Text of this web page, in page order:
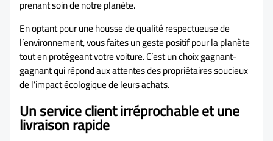
prenant soin de notre planète.
En optant pour une housse de qualité respectueuse de
l’environnement, vous faites un geste positif pour la planète
tout en protégeant votre voiture. C’est un choix gagnant-
gagnant qui répond aux attentes des propriétaires soucieux
de l’impact écologique de leurs achats.
Un service client irréprochable et une
livraison rapide